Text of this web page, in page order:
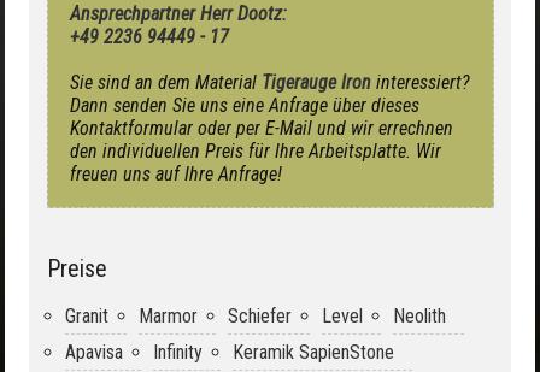
Ansprechpartner Herr Dootz:
+49 2236 94449 - 17
Sie sind an dem Material Tigerauge Iron interessiert?
Dann senden Sie uns eine Anfrage über dieses
Kontaktformular oder per E-Mail und wir errechnen
den individuellen Preis für Ihre Arbeitsplatte. Wir
freuen uns auf Ihre Anfrage!
Preise
Granit Marmor Schiefer Level
Neolith
Apavisa
Infinity Keramik SapienStone